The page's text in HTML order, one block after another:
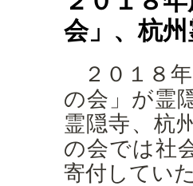
会」、杭
２０１８
の会」が霊
霊隠寺、杭
の会では社
寄付してい